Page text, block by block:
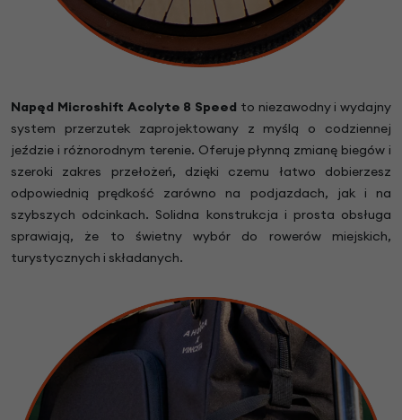
Napęd Microshift Acolyte 8 Speed to niezawodny i wydajny
system przerzutek zaprojektowany z myślą o codziennej
jeździe i różnorodnym terenie. Oferuje płynną zmianę biegów i
szeroki zakres przełożeń, dzięki czemu łatwo dobierzesz
odpowiednią prędkość zarówno na podjazdach, jak i na
szybszych odcinkach. Solidna konstrukcja i prosta obsługa
sprawiają, że to świetny wybór do rowerów miejskich,
turystycznych i składanych.